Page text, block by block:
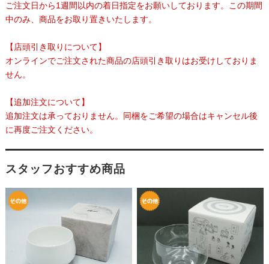
ご注文日から1週間以内の着日指定をお願いしております。この期間
中のみ、商品をお取り置きいたします。
【店頭引き取りについて】
オンラインでご注文された商品の店頭引き取りはお受けしておりま
せん。
【追加注文について】
追加注文は承っておりません。同梱をご希望の場合はキャンセル後
に再度ご注文ください。
スタッフおすすめ商品